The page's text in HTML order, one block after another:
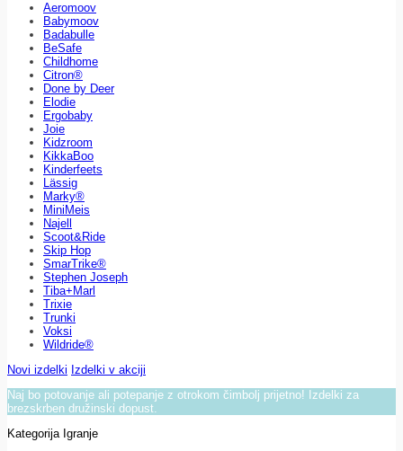
Aeromoov
Babymoov
Badabulle
BeSafe
Childhome
Citron®
Done by Deer
Elodie
Ergobaby
Joie
Kidzroom
KikkaBoo
Kinderfeets
Lässig
Marky®
MiniMeis
Najell
Scoot&Ride
Skip Hop
SmarTrike®
Stephen Joseph
Tiba+Marl
Trixie
Trunki
Voksi
Wildride®
Novi izdelki Izdelki v akciji
Naj bo potovanje ali potepanje z otrokom čimbolj prijetno! Izdelki za
brezskrben družinski dopust.
Kategorija Igranje